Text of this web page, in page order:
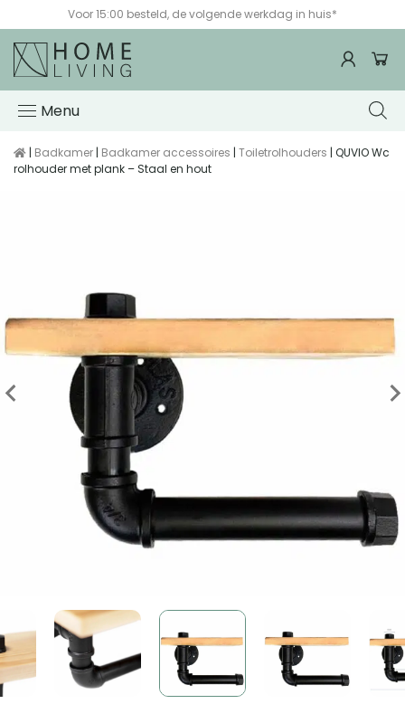
Voor 15:00 besteld, de volgende werkdag in huis*
Menu
| Badkamer | Badkamer accessoires | Toiletrolhouders | QUVIO Wc
rolhouder met plank – Staal en hout